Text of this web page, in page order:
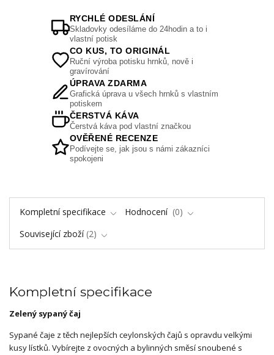
RYCHLÉ ODESLÁNÍ
Skladovky odesíláme do 24hodin a to i
vlastní potisk
CO KUS, TO ORIGINÁL
Ruční výroba potisku hrnků, nově i
gravírování
ÚPRAVA ZDARMA
Grafická úprava u všech hrnků s vlastním
potiskem
ČERSTVÁ KÁVA
Čerstvá káva pod vlastní značkou
OVĚŘENÉ RECENZE
Podívejte se, jak jsou s námi zákazníci
spokojeni
Kompletní specifikace Hodnocení
0
Související zboží 2
Kompletní specifikace
Zelený sypaný čaj
Sypané čaje z těch nejlepších ceylonských čajů s opravdu velkými
kusy lístků. Vybírejte z ovocných a bylinných směsí snoubené s